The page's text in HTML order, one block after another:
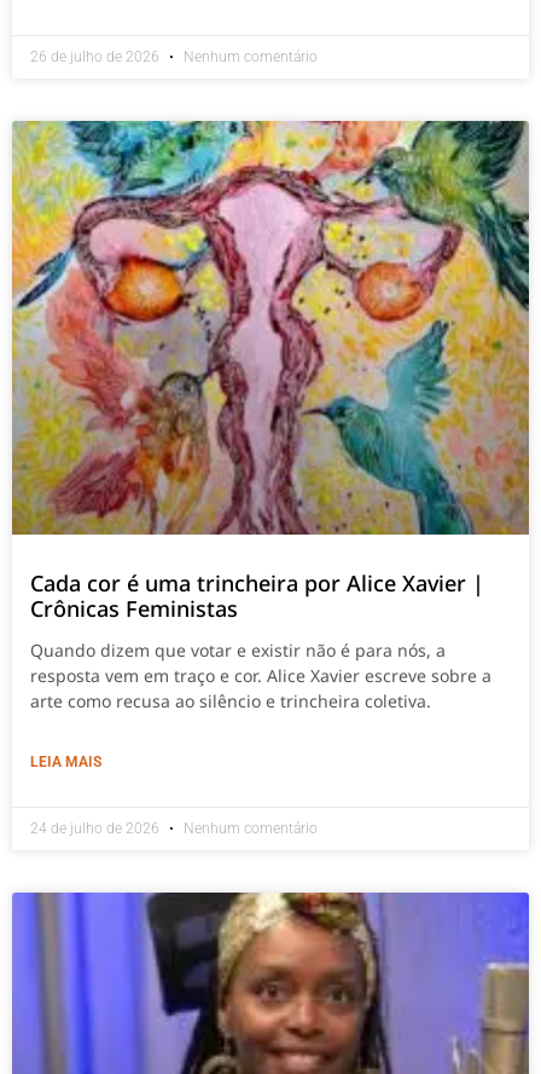
26 de julho de 2026 Nenhum comentário
Cada cor é uma trincheira por Alice Xavier |
Crônicas Feministas
Quando dizem que votar e existir não é para nós, a
resposta vem em traço e cor. Alice Xavier escreve sobre a
arte como recusa ao silêncio e trincheira coletiva.
LEIA MAIS
24 de julho de 2026 Nenhum comentário